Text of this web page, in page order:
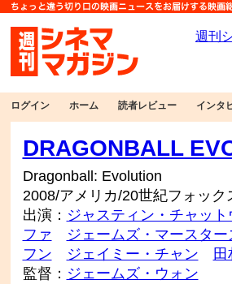
ログイン ホーム 読者レビュー インタ
DRAGONBALL
Dragonball: Evolution
2008/アメリカ/20世紀フォック
出演： ジャスティン・チャット
ファ
ジェームズ・マースター
フン
ジェイミー・チャン
監督： ジェームズ・ウォン